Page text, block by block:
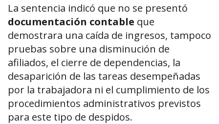
La sentencia indicó que no se presentó
documentación contable que
demostrara una caída de ingresos, tampoco
pruebas sobre una disminución de
afiliados, el cierre de dependencias, la
desaparición de las tareas desempeñadas
por la trabajadora ni el cumplimiento de los
procedimientos administrativos previstos
para este tipo de despidos.